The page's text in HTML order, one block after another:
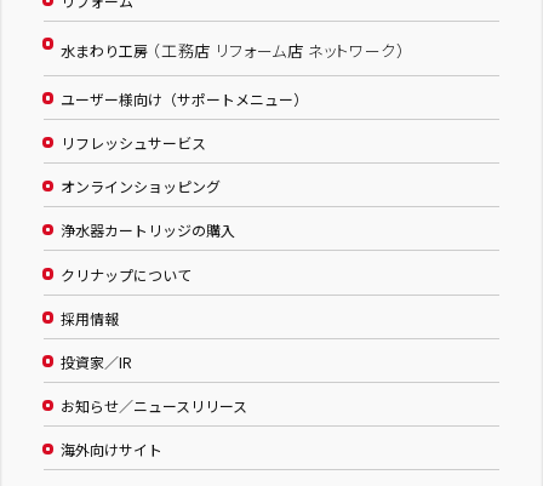
水まわり工房 （工務店 リフォーム店 ネットワーク）
ユーザー様向け（サポートメニュー）
リフレッシュサービス
オンラインショッピング
浄水器カートリッジの購入
クリナップについて
採用情報
投資家／IR
お知らせ／ニュースリリース
海外向けサイト